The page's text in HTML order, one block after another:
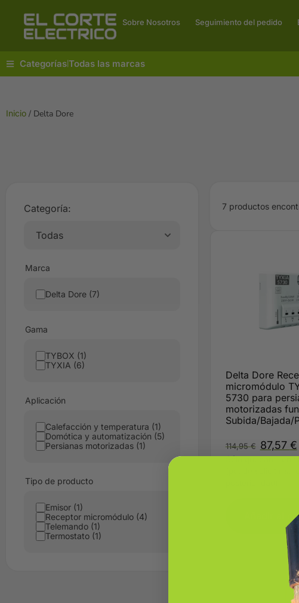
Sobre Nosotros Seguimiento del pedido
Categorías| Todas las marcas
Inicio / Delta Dore
Categoría:
Marca
Delta Dore (7)
Gama
TYBOX (1)
TYXIA (6)
Aplicación
Calefacción y temperatura (1)
Domótica y automatización (5)
Persianas motorizadas (1)
Tipo de producto
Emisor (1)
Receptor micromódulo (4)
Telemando (1)
Termostato (1)
7 productos
Delta Dore
micromódulo
5730 para
motorizadas
Subida/Bajada/
114,95€ 87,57 €
Sólo quedan 1 en
Añadir al